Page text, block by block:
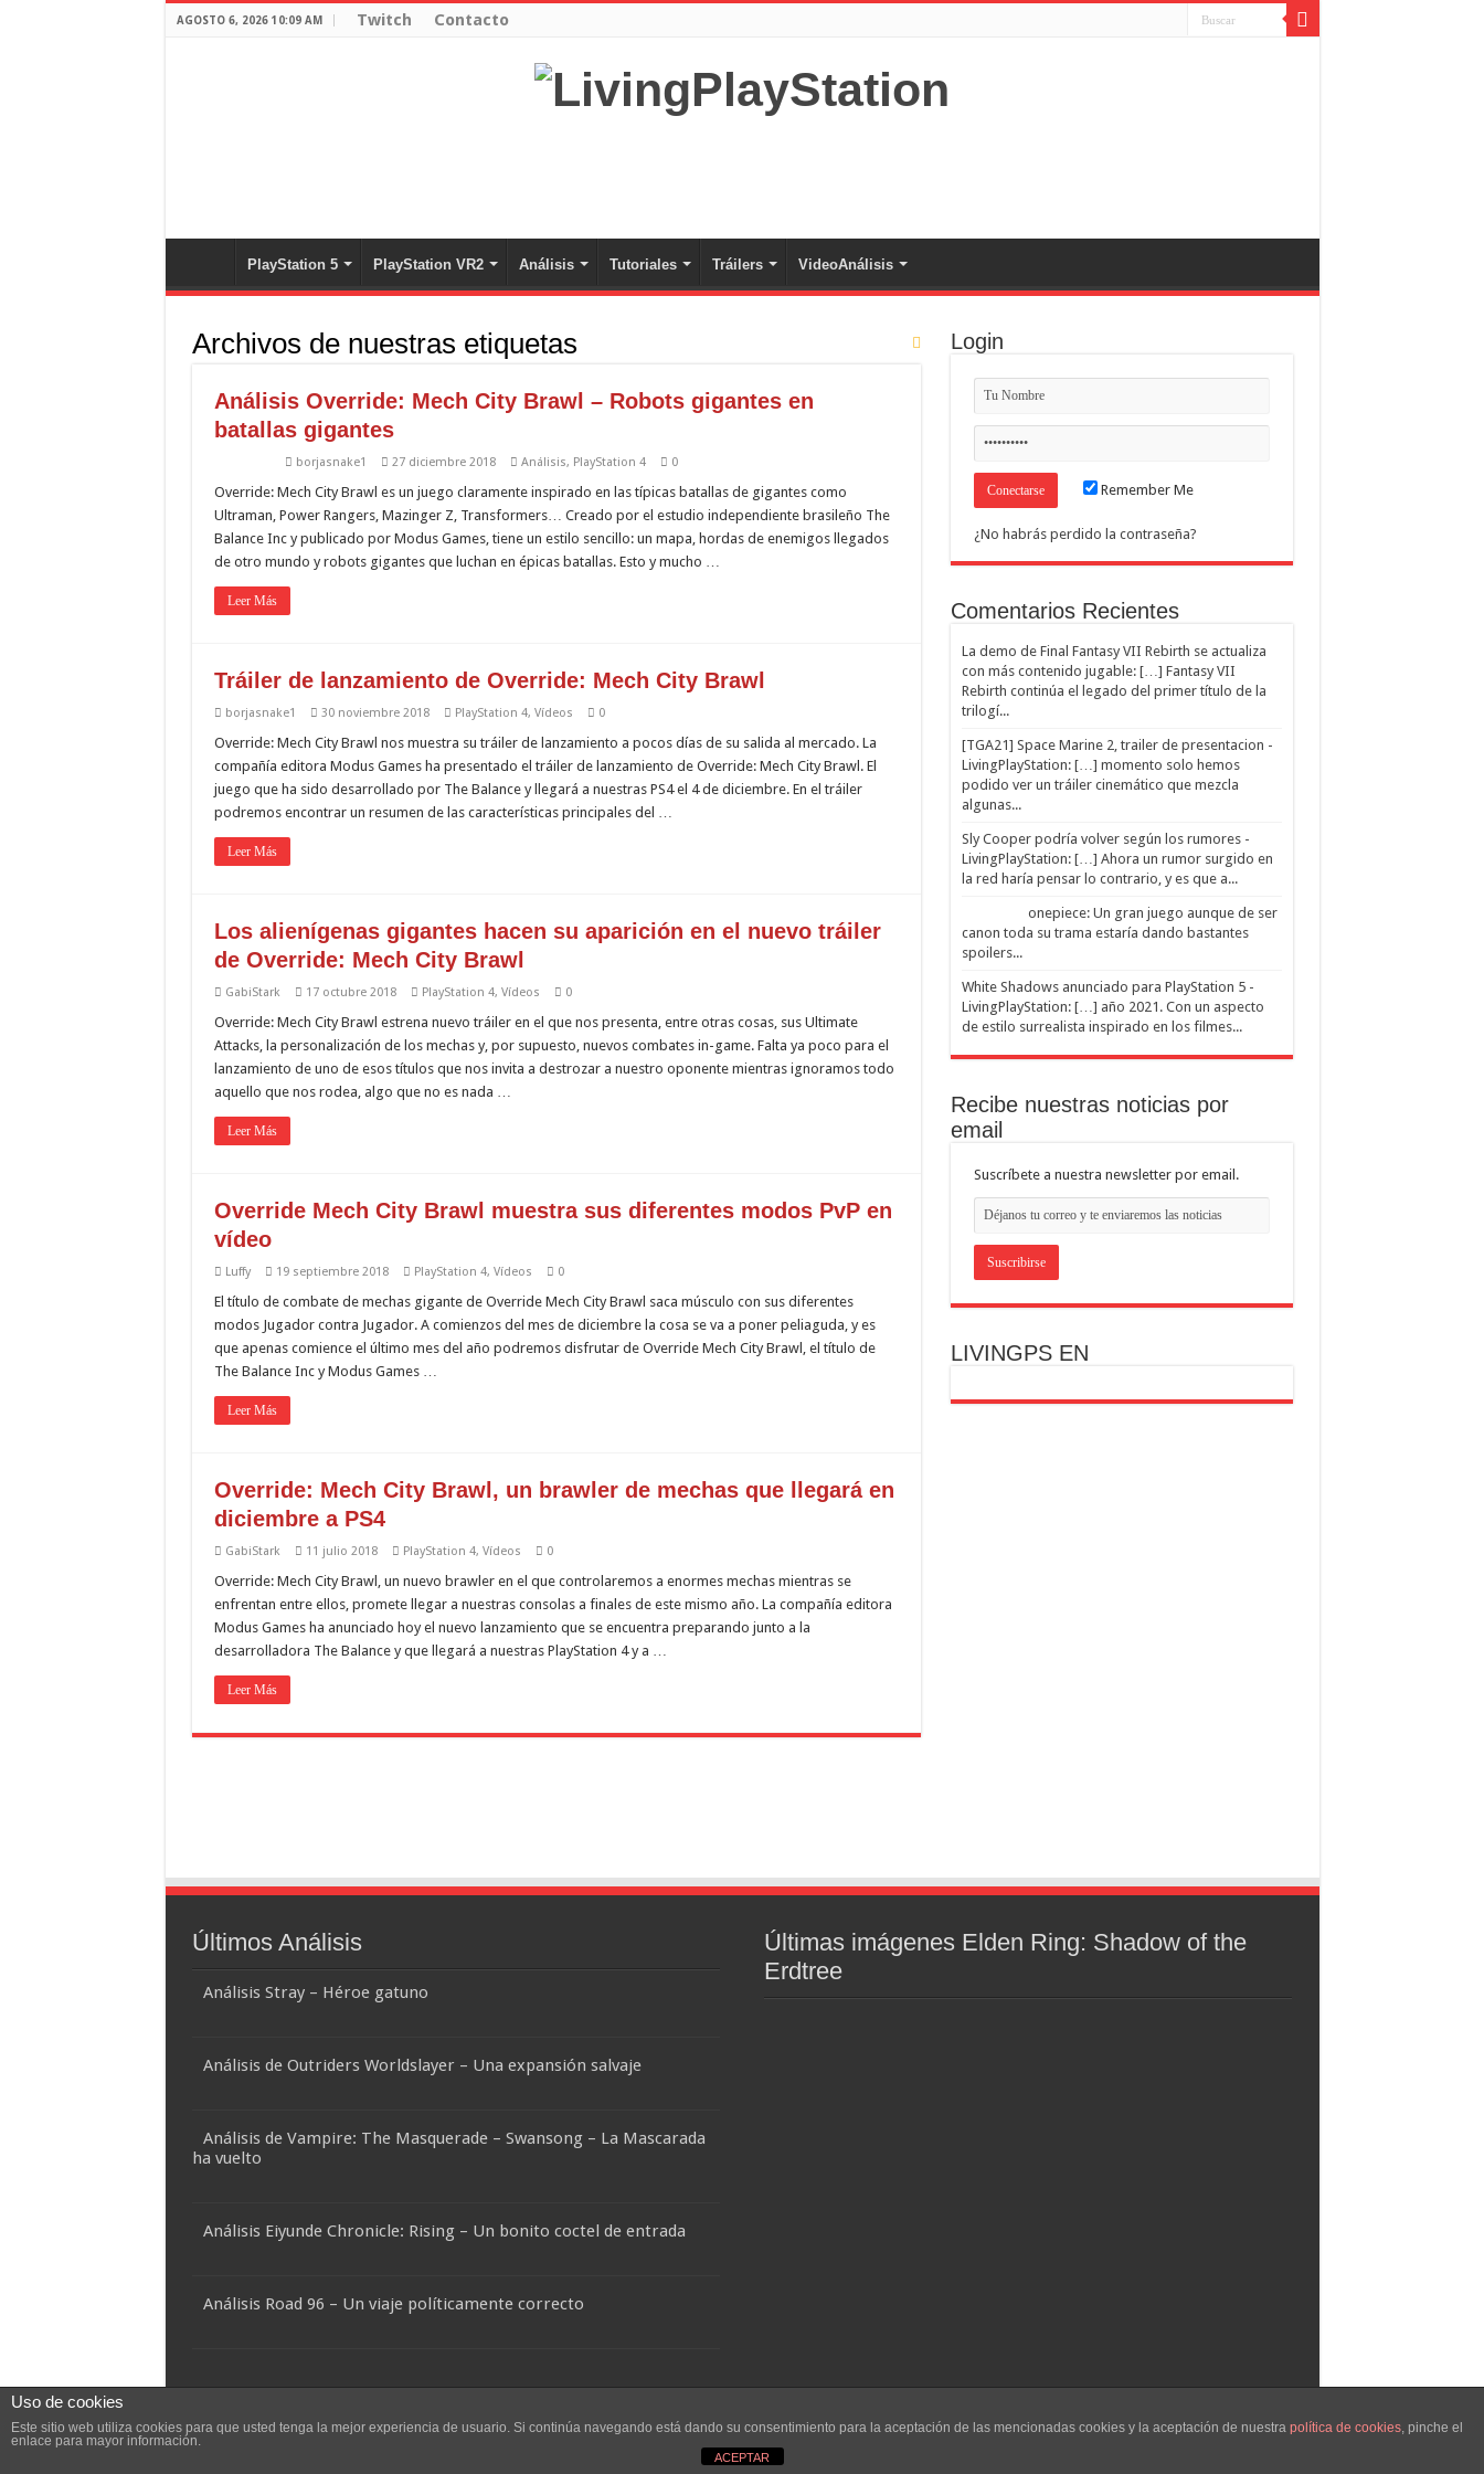
AGOSTO 6, 2026 10:09 AM Twitch Contacto
PlayStation 5 PlayStation VR2 Análisis Tutoriales Tráilers VideoAnálisis
Archivos de nuestras etiquetas
Análisis Override: Mech City Brawl – Robots gigantes en
batallas gigantes
borjasnake1 27 diciembre 2018 Análisis, PlayStation 4 0
Override: Mech City Brawl es un juego claramente inspirado en las típicas batallas de gigantes como
Ultraman, Power Rangers, Mazinger Z, Transformers… Creado por el estudio independiente brasileño The
Balance Inc y publicado por Modus Games, tiene un estilo sencillo: un mapa, hordas de enemigos llegados
de otro mundo y robots gigantes que luchan en épicas batallas. Esto y mucho …
Leer Más
Tráiler de lanzamiento de Override: Mech City Brawl
borjasnake1 30 noviembre 2018 PlayStation 4, Vídeos 0
Override: Mech City Brawl nos muestra su tráiler de lanzamiento a pocos días de su salida al mercado. La
compañía editora Modus Games ha presentado el tráiler de lanzamiento de Override: Mech City Brawl. El
juego que ha sido desarrollado por The Balance y llegará a nuestras PS4 el 4 de diciembre. En el tráiler
podremos encontrar un resumen de las características principales del …
Leer Más
Los alienígenas gigantes hacen su aparición en el nuevo tráiler
de Override: Mech City Brawl
GabiStark 17 octubre 2018 PlayStation 4, Vídeos 0
Override: Mech City Brawl estrena nuevo tráiler en el que nos presenta, entre otras cosas, sus Ultimate
Attacks, la personalización de los mechas y, por supuesto, nuevos combates in-game. Falta ya poco para el
lanzamiento de uno de esos títulos que nos invita a destrozar a nuestro oponente mientras ignoramos todo
aquello que nos rodea, algo que no es nada …
Leer Más
Override Mech City Brawl muestra sus diferentes modos PvP en
vídeo
Luffy 19 septiembre 2018 PlayStation 4, Vídeos 0
El título de combate de mechas gigante de Override Mech City Brawl saca músculo con sus diferentes
modos Jugador contra Jugador. A comienzos del mes de diciembre la cosa se va a poner peliaguda, y es
que apenas comience el último mes del año podremos disfrutar de Override Mech City Brawl, el título de
The Balance Inc y Modus Games …
Leer Más
Override: Mech City Brawl, un brawler de mechas que llegará en
diciembre a PS4
GabiStark 11 julio 2018 PlayStation 4, Vídeos 0
Override: Mech City Brawl, un nuevo brawler en el que controlaremos a enormes mechas mientras se
enfrentan entre ellos, promete llegar a nuestras consolas a finales de este mismo año. La compañía editora
Modus Games ha anunciado hoy el nuevo lanzamiento que se encuentra preparando junto a la
desarrolladora The Balance y que llegará a nuestras PlayStation 4 y a …
Leer Más
Login
Remember Me
¿No habrás perdido la contraseña?
Comentarios Recientes
La demo de Final Fantasy VII Rebirth se actualiza
con más contenido jugable: […] Fantasy VII
Rebirth continúa el legado del primer título de la
trilogí...
[TGA21] Space Marine 2, trailer de presentacion -
LivingPlayStation: […] momento solo hemos
podido ver un tráiler cinemático que mezcla
algunas...
Sly Cooper podría volver según los rumores -
LivingPlayStation: […] Ahora un rumor surgido en
la red haría pensar lo contrario, y es que a...
onepiece: Un gran juego aunque de ser
canon toda su trama estaría dando bastantes
spoilers...
White Shadows anunciado para PlayStation 5 -
LivingPlayStation: […] año 2021. Con un aspecto
de estilo surrealista inspirado en los filmes...
Recibe nuestras noticias por
email
Suscríbete a nuestra newsletter por email.
LIVINGPS EN
Últimos Análisis
Análisis Stray – Héroe gatuno
Análisis de Outriders Worldslayer – Una expansión salvaje
Análisis de Vampire: The Masquerade – Swansong – La Mascarada
ha vuelto
Análisis Eiyunde Chronicle: Rising – Un bonito coctel de entrada
Análisis Road 96 – Un viaje políticamente correcto
Últimas imágenes Elden Ring: Shadow of the
Erdtree
LivingPlayStation © Copyright 2007 - 2024, Todos los derechos reservados -Staff LivingPS|Contacto |Política de Privacidad|Política de Cookies
Uso de cookies
Este sitio web utiliza cookies para que usted tenga la mejor experiencia de usuario. Si continúa navegando está dando su consentimiento para la aceptación de las mencionadas cookies y la aceptación de nuestra política de cookies, pinche el
enlace para mayor información.
ACEPTAR